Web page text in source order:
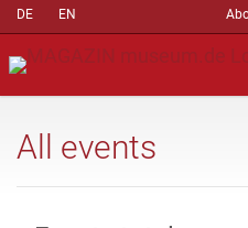
DE EN
All events